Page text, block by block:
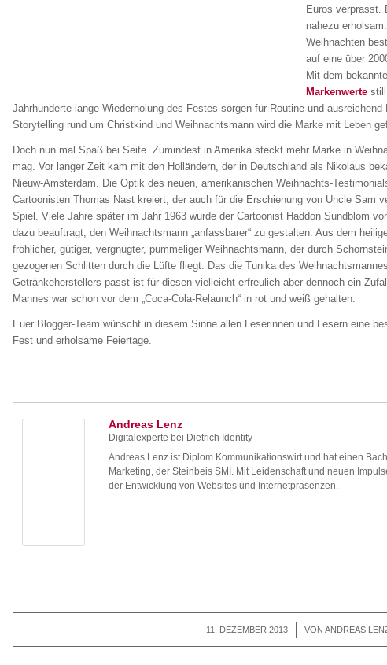
Euros verprasst.
nahezu
Weihnachten
auf eine über
Mit dem
Markenwertestill
Jahrhunderte lange Wiederholung des Festes sorgen für Routine und
Storytelling rund um Christkind und Weihnachtsmann wird die Marke mit Leben
Doch nun mal Spaß bei Seite. Zumindest in Amerika steckt mehr Marke in
mag. Vor langer Zeit kam mit den Holländern, der in Deutschland als Nikolaus
Nieuw-Amsterdam. Die Optik des neuen, amerikanischen Weihnachts-
Cartoonisten Thomas Nast kreiert, der auch für die Erschienung von Uncle Sam
Spiel. Viele Jahre später im Jahr 1963 wurde der Cartoonist Haddon Sundblom
dazu beauftragt, den Weihnachtsmann „anfassbarer“ zu gestalten. Aus dem
fröhlicher, gütiger, vergnügter, pummeliger Weihnachtsmann, der durch
gezogenen Schlitten durch die Lüfte fliegt. Das die Tunika des
Getränkeherstellers passt ist für diesen vielleicht erfreulich aber dennoch ein
Mannes war schon vor dem „Coca-Cola-Relaunch“ in rot und weiß gehalten.
Euer Blogger-Team wünscht in diesem Sinne allen Leserinnen und Lesern eine
Fest und erholsame Feiertage.
Andreas Lenz
Digitalexperte bei Dietrich Identity
Andreas Lenz ist Diplom Kommunikationswirt und hat einen
Marketing, der Steinbeis SMI. Mit Leidenschaft und neuen
der Entwicklung von Websites und Internetpräsenzen.
11. DEZEMBER 2013
/ VON ANDREAS